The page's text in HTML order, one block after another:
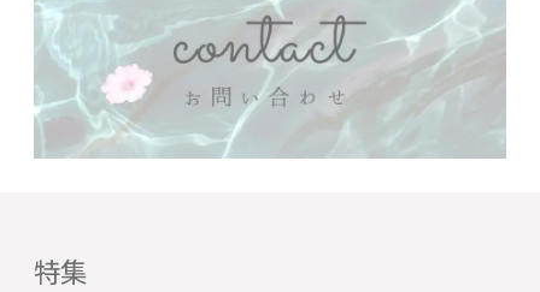
特集